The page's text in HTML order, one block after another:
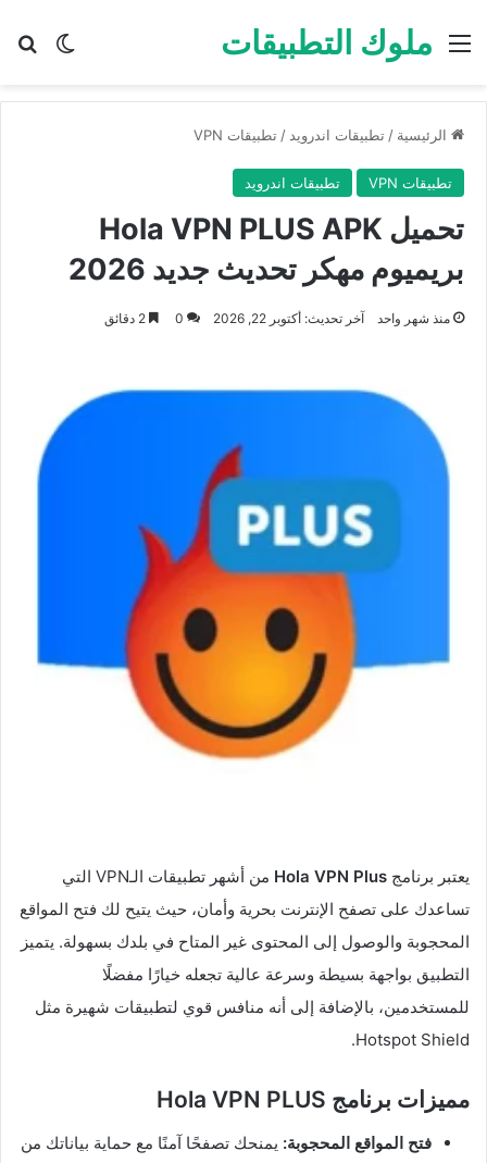
الوضع ملوك التطبيقاتالقائمة
الرئيسية / تطبيقات اندرويد / تطبيقات VPN
تطبيقات VPN تطبيقات اندرويد
تحميل Hola VPN PLUS APK
بريميوم مهكر تحديث جديد 2026
منذ شهر واحد آخر تحديث: أكتوبر 22, 2026 0
يعتبر برنامج Hola VPN Plus
من أشهر تطبيقات الـVPN التي
تساعدك على تصفح الإنترنت بحرية وأمان، حيث يتيح لك فتح المواقع
المحجوبة والوصول إلى المحتوى غير المتاح في بلدك بسهولة. يتميز
التطبيق بواجهة بسيطة وسرعة عالية تجعله خيارًا مفضلًا
للمستخدمين، بالإضافة إلى أنه منافس قوي لتطبيقات شهيرة مثل
Hotspot Shield.
مميزات برنامج Hola VPN PLUS
فتح المواقع المحجوبة: يمنحك تصفحًا آمنًا مع حماية بياناتك من